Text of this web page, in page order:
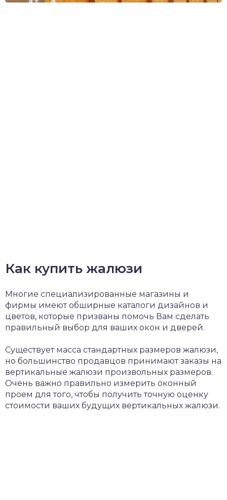
Как купить жалюзи
Многие специализированные магазины и
фирмы имеют обширные каталоги дизайнов и
цветов, которые призваны помочь Вам сделать
правильный выбор для ваших окон и дверей.
Существует масса стандартных размеров жалюзи,
но большинство продавцов принимают заказы на
вертикальные жалюзи произвольных размеров.
Очень важно правильно измерить оконный
проем для того, чтобы получить точную оценку
стоимости ваших будущих вертикальных жалюзи.